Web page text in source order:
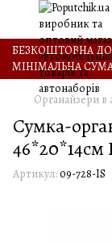
БЕЗКОШТОВНА
МІНІМАЛЬНА
Органайзери в
Сумка-
46*20*14см
Артикул:09-728-IS